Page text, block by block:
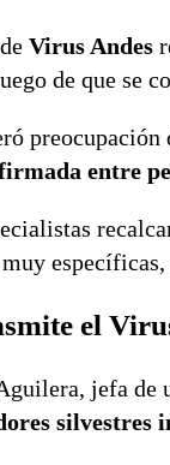
Virus Andes
de que se
preocupación
entre
el
, jefa de
silvestres